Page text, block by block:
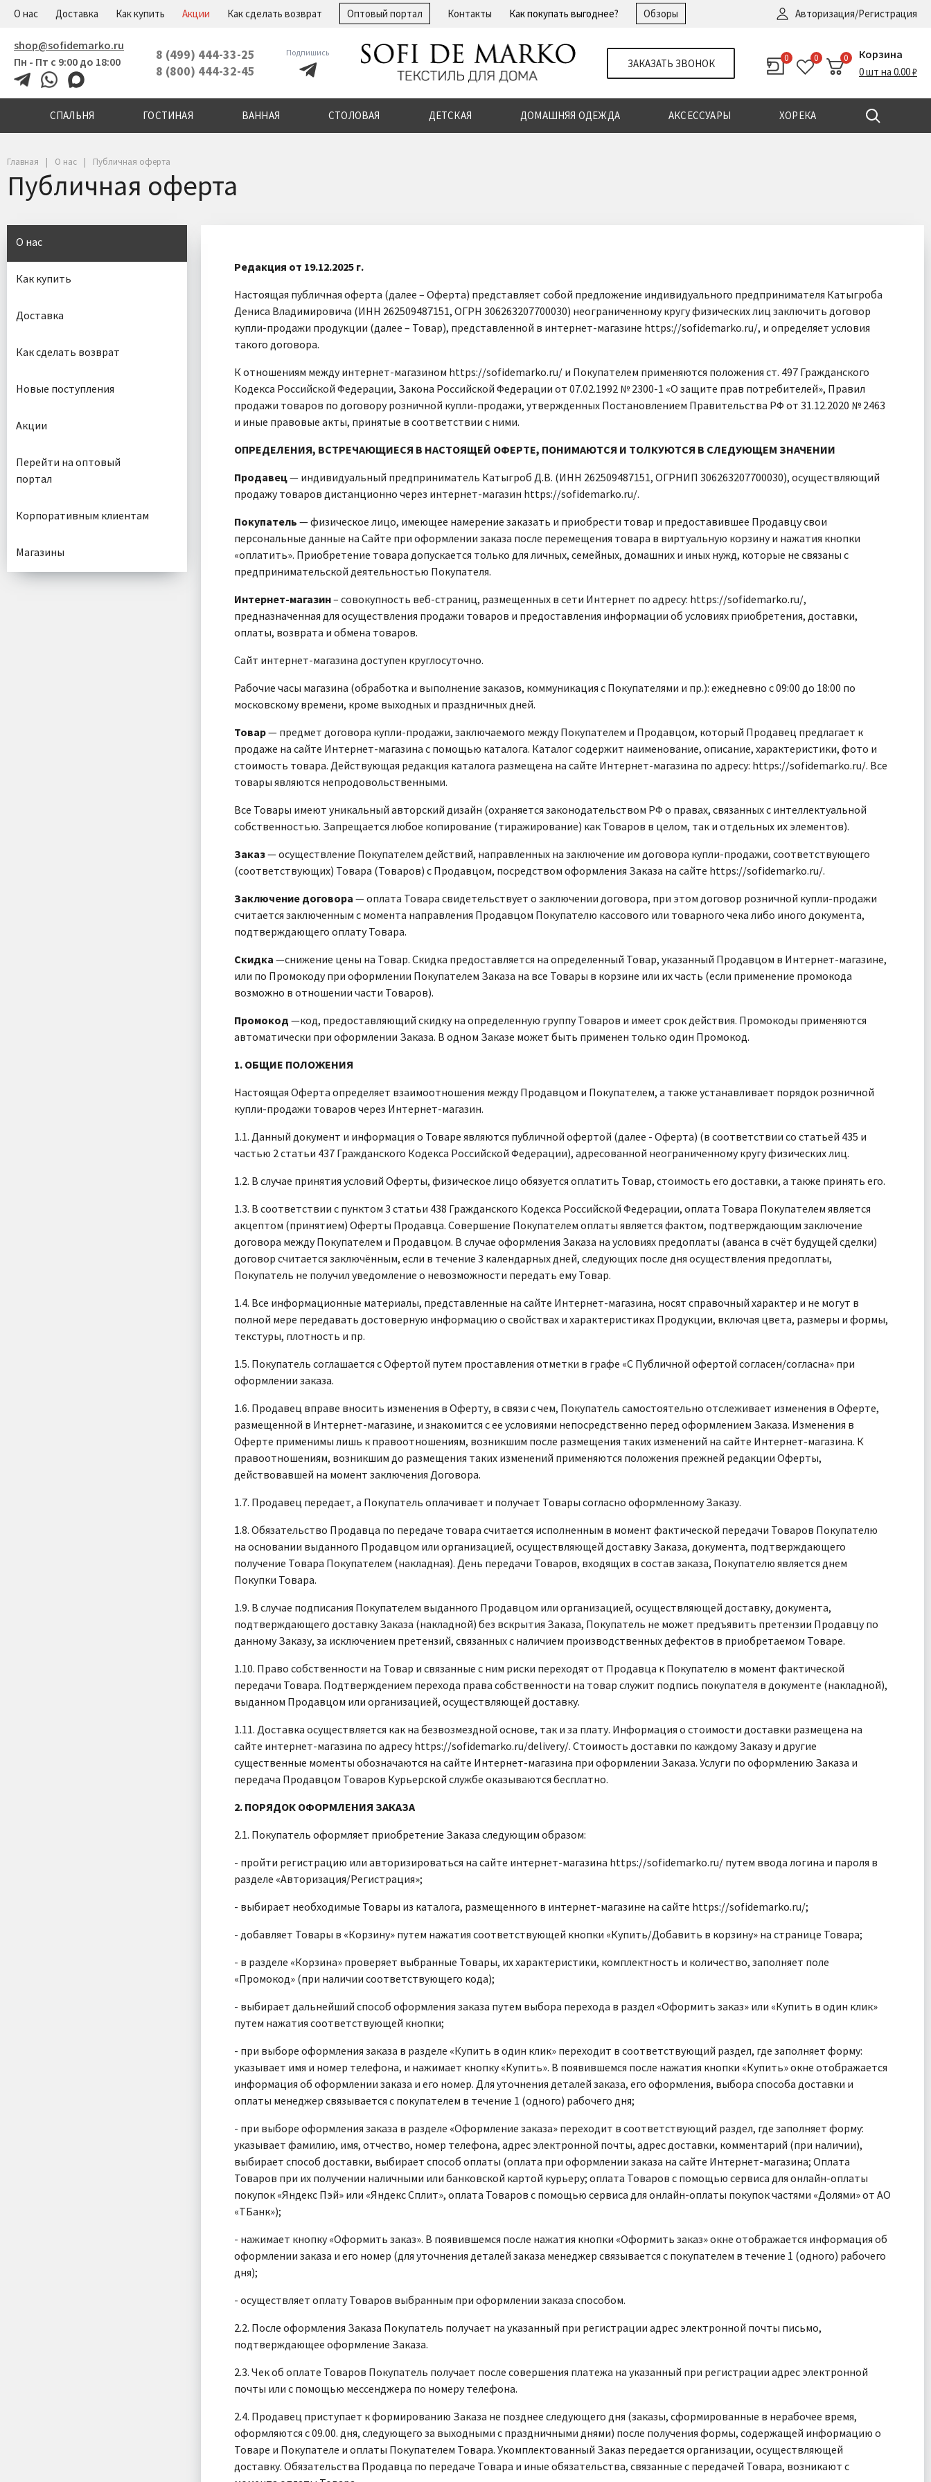
О нас Доставка Как купить Акции Как сделать возврат Оптовый портал Контакты Как покупать выгоднее? Обзоры Авторизация/Регистрация
shop@sofidemarko.ru
Пн - Пт с 9:00 до 18:00
8 (499) 444-33-25
8 (800) 444-32-45
Подпишись
ЗАКАЗАТЬ ЗВОНОК 0 0 0 Корзина
0 шт на 0.00 ₽
СПАЛЬНЯ ГОСТИНАЯ ВАННАЯ СТОЛОВАЯ ДЕТСКАЯ ДОМАШНЯЯ ОДЕЖДА АКСЕССУАРЫ ХОРЕКА
Регистрация
Главная О нас Публичная оферта
Публичная оферта
Редакция от 19.12.2025 г.
Настоящая публичная оферта (далее – Оферта) представляет собой предложение индивидуального предпринимателя Катыгроба
Дениса Владимировича (ИНН 262509487151, ОГРН 306263207700030) неограниченному кругу физических лиц заключить договор
купли-продажи продукции (далее – Товар), представленной в интернет-магазине https://sofidemarko.ru/, и определяет условия
такого договора.
К отношениям между интернет-магазином https://sofidemarko.ru/ и Покупателем применяются положения ст. 497 Гражданского
Кодекса Российской Федерации, Закона Российской Федерации от 07.02.1992 № 2300-1 «О защите прав потребителей», Правил
продажи товаров по договору розничной купли-продажи, утвержденных Постановлением Правительства РФ от 31.12.2020 № 2463
и иные правовые акты, принятые в соответствии с ними.
ОПРЕДЕЛЕНИЯ, ВСТРЕЧАЮЩИЕСЯ В НАСТОЯЩЕЙ ОФЕРТЕ, ПОНИМАЮТСЯ И ТОЛКУЮТСЯ В СЛЕДУЮЩЕМ ЗНАЧЕНИИ
Продавец— индивидуальный предприниматель Катыгроб Д.В. (ИНН 262509487151, ОГРНИП 306263207700030), осуществляющий
продажу товаров дистанционно через интернет-магазин https://sofidemarko.ru/.
Покупатель — физическое лицо, имеющее намерение заказать и приобрести товар и предоставившее Продавцу свои
персональные данные на Сайте при оформлении заказа после перемещения товара в виртуальную корзину и нажатия кнопки
«оплатить». Приобретение товара допускается только для личных, семейных, домашних и иных нужд, которые не связаны с
предпринимательской деятельностью Покупателя.
Интернет-магазин– совокупность веб-страниц, размещенных в сети Интернет по адресу: https://sofidemarko.ru/,
предназначенная для осуществления продажи товаров и предоставления информации об условиях приобретения, доставки,
оплаты, возврата и обмена товаров.
Сайт интернет-магазина доступен круглосуточно.
Рабочие часы магазина (обработка и выполнение заказов, коммуникация с Покупателями и пр.): ежедневно с 09:00 до 18:00 по
московскому времени, кроме выходных и праздничных дней.
Товар— предмет договора купли-продажи, заключаемого между Покупателем и Продавцом, который Продавец предлагает к
продаже на сайте Интернет-магазина с помощью каталога. Каталог содержит наименование, описание, характеристики, фото и
стоимость товара. Действующая редакция каталога размещена на сайте Интернет-магазина по адресу: https://sofidemarko.ru/. Все
товары являются непродовольственными.
Все Товары имеют уникальный авторский дизайн (охраняется законодательством РФ о правах, связанных с интеллектуальной
собственностью. Запрещается любое копирование (тиражирование) как Товаров в целом, так и отдельных их элементов).
Заказ— осуществление Покупателем действий, направленных на заключение им договора купли-продажи, соответствующего
(соответствующих) Товара (Товаров) с Продавцом, посредством оформления Заказа на сайте https://sofidemarko.ru/.
Заключение договора — оплата Товара свидетельствует о заключении договора, при этом договор розничной купли-продажи
считается заключенным с момента направления Продавцом Покупателю кассового или товарного чека либо иного документа,
подтверждающего оплату Товара.
Скидка —снижение цены на Товар. Скидка предоставляется на определенный Товар, указанный Продавцом в Интернет-магазине,
или по Промокоду при оформлении Покупателем Заказа на все Товары в корзине или их часть (если применение промокода
возможно в отношении части Товаров).
Промокод —код, предоставляющий скидку на определенную группу Товаров и имеет срок действия. Промокоды применяются
автоматически при оформлении Заказа. В одном Заказе может быть применен только один Промокод.
1. ОБЩИЕ ПОЛОЖЕНИЯ
Настоящая Оферта определяет взаимоотношения между Продавцом и Покупателем, а также устанавливает порядок розничной
купли-продажи товаров через Интернет-магазин.
1.1. Данный документ и информация о Товаре являются публичной офертой (далее - Оферта) (в соответствии со статьей 435 и
частью 2 статьи 437 Гражданского Кодекса Российской Федерации), адресованной неограниченному кругу физических лиц.
1.2. В случае принятия условий Оферты, физическое лицо обязуется оплатить Товар, стоимость его доставки, а также принять его.
1.3. В соответствии с пунктом 3 статьи 438 Гражданского Кодекса Российской Федерации, оплата Товара Покупателем является
акцептом (принятием) Оферты Продавца. Совершение Покупателем оплаты является фактом, подтверждающим заключение
договора между Покупателем и Продавцом. В случае оформления Заказа на условиях предоплаты (аванса в счёт будущей сделки)
договор считается заключённым, если в течение 3 календарных дней, следующих после дня осуществления предоплаты,
Покупатель не получил уведомление о невозможности передать ему Товар.
1.4. Все информационные материалы, представленные на сайте Интернет-магазина, носят справочный характер и не могут в
полной мере передавать достоверную информацию о свойствах и характеристиках Продукции, включая цвета, размеры и формы,
текстуры, плотность и пр.
1.5. Покупатель соглашается с Офертой путем проставления отметки в графе «С Публичной офертой согласен/согласна» при
оформлении заказа.
1.6. Продавец вправе вносить изменения в Оферту, в связи с чем, Покупатель самостоятельно отслеживает изменения в Оферте,
размещенной в Интернет-магазине, и знакомится с ее условиями непосредственно перед оформлением Заказа. Изменения в
Оферте применимы лишь к правоотношениям, возникшим после размещения таких изменений на сайте Интернет-магазина. К
правоотношениям, возникшим до размещения таких изменений применяются положения прежней редакции Оферты,
действовавшей на момент заключения Договора.
1.7. Продавец передает, а Покупатель оплачивает и получает Товары согласно оформленному Заказу.
1.8. Обязательство Продавца по передаче товара считается исполненным в момент фактической передачи Товаров Покупателю
на основании выданного Продавцом или организацией, осуществляющей доставку Заказа, документа, подтверждающего
получение Товара Покупателем (накладная). День передачи Товаров, входящих в состав заказа, Покупателю является днем
Покупки Товара.
1.9. В случае подписания Покупателем выданного Продавцом или организацией, осуществляющей доставку, документа,
подтверждающего доставку Заказа (накладной) без вскрытия Заказа, Покупатель не может предъявить претензии Продавцу по
данному Заказу, за исключением претензий, связанных с наличием производственных дефектов в приобретаемом Товаре.
1.10. Право собственности на Товар и связанные с ним риски переходят от Продавца к Покупателю в момент фактической
передачи Товара. Подтверждением перехода права собственности на товар служит подпись покупателя в документе (накладной),
выданном Продавцом или организацией, осуществляющей доставку.
1.11. Доставка осуществляется как на безвозмездной основе, так и за плату. Информация о стоимости доставки размещена на
сайте интернет-магазина по адресу https://sofidemarko.ru/delivery/. Стоимость доставки по каждому Заказу и другие
существенные моменты обозначаются на сайте Интернет-магазина при оформлении Заказа. Услуги по оформлению Заказа и
передача Продавцом Товаров Курьерской службе оказываются бесплатно.
2. ПОРЯДОК ОФОРМЛЕНИЯ ЗАКАЗА
2.1. Покупатель оформляет приобретение Заказа следующим образом:
- пройти регистрацию или авторизироваться на сайте интернет-магазина https://sofidemarko.ru/ путем ввода логина и пароля в
разделе «Авторизация/Регистрация»;
- выбирает необходимые Товары из каталога, размещенного в интернет-магазине на сайте https://sofidemarko.ru/;
- добавляет Товары в «Корзину» путем нажатия соответствующей кнопки «Купить/Добавить в корзину» на странице Товара;
- в разделе «Корзина» проверяет выбранные Товары, их характеристики, комплектность и количество, заполняет поле
«Промокод» (при наличии соответствующего кода);
- выбирает дальнейший способ оформления заказа путем выбора перехода в раздел «Оформить заказ» или «Купить в один клик»
путем нажатия соответствующей кнопки;
- при выборе оформления заказа в разделе «Купить в один клик» переходит в соответствующий раздел, где заполняет форму:
указывает имя и номер телефона, и нажимает кнопку «Купить». В появившемся после нажатия кнопки «Купить» окне отображается
информация об оформлении заказа и его номер. Для уточнения деталей заказа, его оформления, выбора способа доставки и
оплаты менеджер связывается с покупателем в течение 1 (одного) рабочего дня;
- при выборе оформления заказа в разделе «Оформление заказа» переходит в соответствующий раздел, где заполняет форму:
указывает фамилию, имя, отчество, номер телефона, адрес электронной почты, адрес доставки, комментарий (при наличии),
выбирает способ доставки, выбирает способ оплаты (оплата при оформлении заказа на сайте Интернет-магазина; Оплата
Товаров при их получении наличными или банковской картой курьеру; оплата Товаров с помощью сервиса для онлайн-оплаты
покупок «Яндекс Пэй» или «Яндекс Сплит», оплата Товаров с помощью сервиса для онлайн-оплаты покупок частями «Долями» от АО
«ТБанк»);
- нажимает кнопку «Оформить заказ». В появившемся после нажатия кнопки «Оформить заказ» окне отображается информация об
оформлении заказа и его номер (для уточнения деталей заказа менеджер связывается с покупателем в течение 1 (одного) рабочего
дня);
- осуществляет оплату Товаров выбранным при оформлении заказа способом.
2.2. После оформления Заказа Покупатель получает на указанный при регистрации адрес электронной почты письмо,
подтверждающее оформление Заказа.
2.3. Чек об оплате Товаров Покупатель получает после совершения платежа на указанный при регистрации адрес электронной
почты или с помощью мессенджера по номеру телефона.
2.4. Продавец приступает к формированию Заказа не позднее следующего дня (заказы, сформированные в нерабочее время,
оформляются с 09.00. дня, следующего за выходными с праздничными днями) после получения формы, содержащей информацию о
Товаре и Покупателе и оплаты Покупателем Товара. Укомплектованный Заказ передается организации, осуществляющей
доставку. Обязательства Продавца по передаче Товара и иные обязательства, связанные с передачей Товара, возникают с
О нас
Как купить
Доставка
Как сделать возврат
Новые поступления
Акции
Перейти на оптовый
портал
Корпоративным клиентам
Магазины